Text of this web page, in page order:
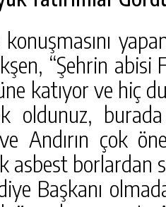
konuşmasını
“Şehrin abisi
katıyor ve hiç
oldunuz,
Andırın çok
asbest borlardan
Başkanı